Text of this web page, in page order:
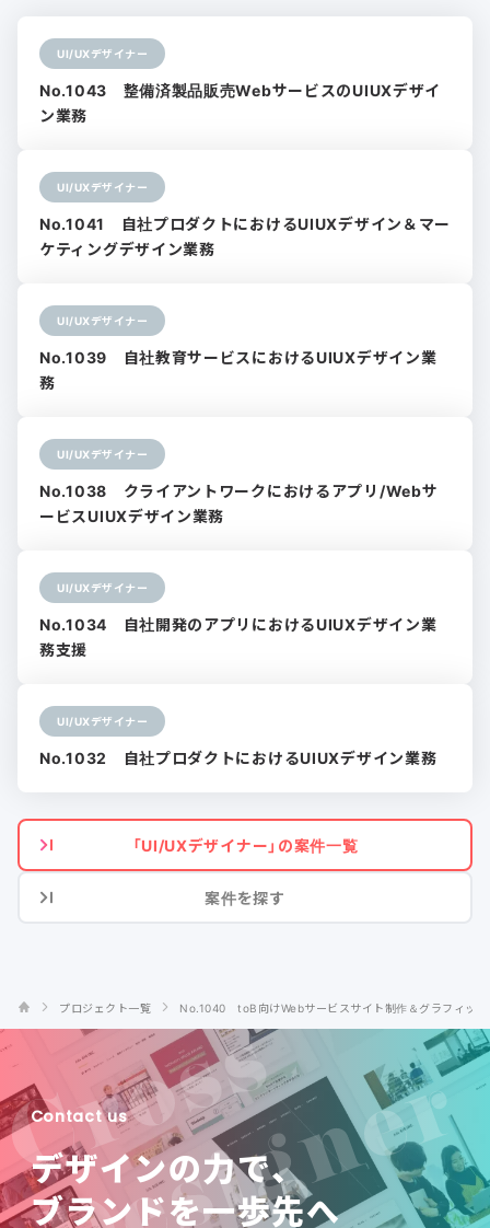
UI/UXデザイナー
No.1043 整備済製品販売WebサービスのUIUXデザイ
ン業務
UI/UXデザイナー
No.1041 自社プロダクトにおけるUIUXデザイン＆マー
ケティングデザイン業務
UI/UXデザイナー
No.1039 自社教育サービスにおけるUIUXデザイン業
務
UI/UXデザイナー
No.1038 クライアントワークにおけるアプリ/Webサ
ービスUIUXデザイン業務
UI/UXデザイナー
No.1034 自社開発のアプリにおけるUIUXデザイン業
務支援
UI/UXデザイナー
No.1032 自社プロダクトにおけるUIUXデザイン業務
「UI/UXデザイナー」の案件一覧
案件を探す
プロジェクト一覧 No.1040 toB向けWebサービスサイト制作＆グラフィック
Contact us
デザインの力で、
ブランドを一歩先へ